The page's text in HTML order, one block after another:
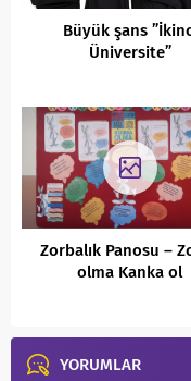
Büyük şans
Üniversite”
Zorbalık Panosu –
olma Kanka ol
YORUMLAR